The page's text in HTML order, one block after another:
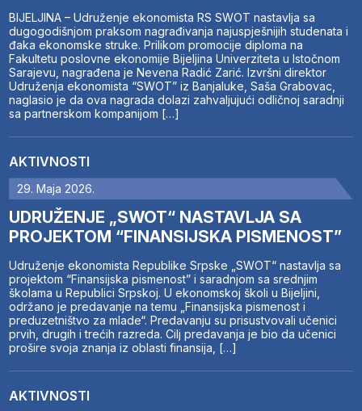
BIJELJINA – Udruženje ekonomista RS SWOT nastavlja sa
dugogodišnjom praksom nagrađivanja najuspješnijih studenata i
đaka ekonomske struke. Prilikom promocije diploma na
Fakultetu poslovne ekonomije Bijeljina Univerziteta u Istočnom
Sarajevu, nagrađena je Nevena Radić Zarić. Izvršni direktor
Udruženja ekonomista “SWOT” iz Banjaluke, Saša Grabovac,
naglasio je da ova nagrada dolazi zahvaljujući odličnoj saradnji
sa partnerskom kompanijom […]
AKTIVNOSTI
29. Maja 2026.
UDRUŽENJE „SWOT“ NASTAVLJA SA
PROJEKTOM “FINANSIJSKA PISMENOST”
Udruženje ekonomista Republike Srpske „SWOT“ nastavlja sa
projektom “Finansijska pismenost” i saradnjom sa srednjim
školama u Republici Srpskoj. U ekonomskoj školi u Bijeljini,
održano je predavanje na temu „Finansijska pismenost i
preduzetništvo za mlade“. Predavanju su prisustvovali učenici
prvih, drugih i trećih razreda. Cilj predavanja je bio da učenici
prošire svoja znanja iz oblasti finansija, […]
AKTIVNOSTI